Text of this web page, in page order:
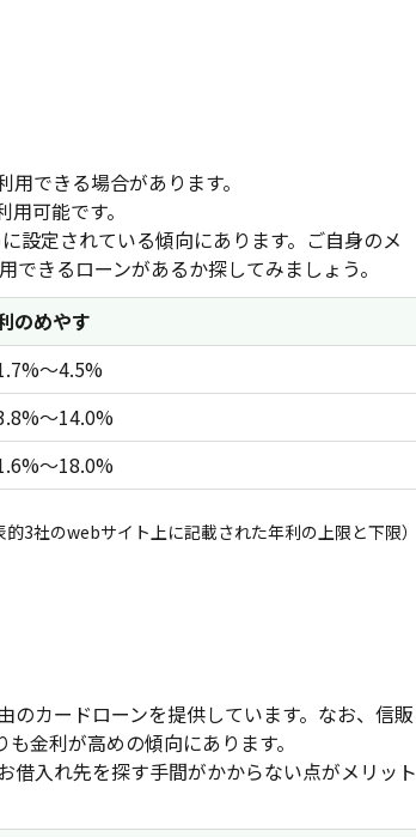
できる場合があります。
可能です。
設定されている傾向にあります。ご自身のメ
きるローンがあるか探してみましょう。
のめやす
～4.5%
～14.0%
～18.0%
3社のwebサイト上に記載された年利の上限と下限）
カードローンを提供しています。なお、信販
金利が高めの傾向にあります。
借入れ先を探す手間がかからない点がメリット